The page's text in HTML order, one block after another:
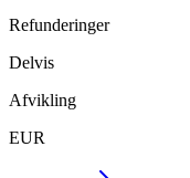
Refunderinger
Delvis
Afvikling
EUR